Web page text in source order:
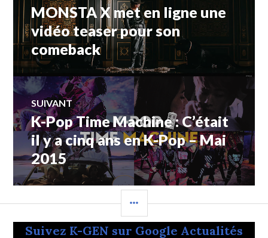
de
l’article
Article
précédent :
MONSTA X met en ligne une
vidéo teaser pour son
comeback
SUIVANT
Article
Suivant:
K-Pop Time Machine : C’était
il y a cinq ans en K-Pop – Mai
2015
LATÉRALE
Suivez K-GEN sur Google Actualités